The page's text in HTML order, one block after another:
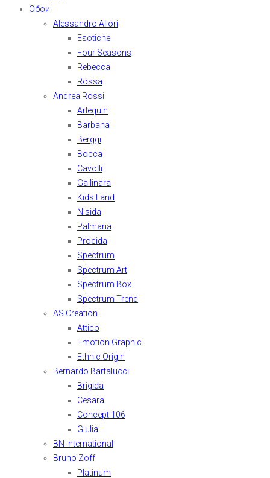
Обои
Alessandro Allori
Esotiche
Four Seasons
Rebecca
Rossa
Andrea Rossi
Arlequin
Barbana
Berggi
Bocca
Cavolli
Gallinara
Kids Land
Nisida
Palmaria
Procida
Spectrum
Spectrum Art
Spectrum Box
Spectrum Trend
AS Creation
Attico
Emotion Graphic
Ethnic Origin
Bernardo Bartalucci
Brigida
Cesara
Concept 106
Giulia
BN International
Bruno Zoff
Platinum